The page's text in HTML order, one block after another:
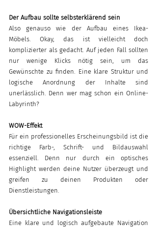
Der Aufbau sollte selbsterklärend sein
Also genauso wie der Aufbau eines Ikea-
Möbels. Okay, das ist vielleicht doch
komplizierter als gedacht. Auf jeden Fall sollten
nur wenige Klicks nötig sein, um das
Gewünschte zu finden. Eine klare Struktur und
logische Anordnung der Inhalte sind
unerlässlich. Denn wer mag schon ein Online-
Labyrinth?
WOW-Effekt
Für ein professionelles Erscheinungsbild ist die
richtige Farb-, Schrift- und Bildauswahl
essenziell. Denn nur durch ein optisches
Highlight werden deine Nutzer überzeugt und
greifen zu deinen Produkten oder
Dienstleistungen.
Übersichtliche Navigationsleiste
Eine klare und logisch aufgebaute Navigation